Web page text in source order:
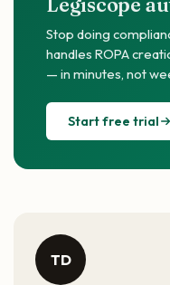
Legiscope
Stop doing
handles ROPA
— in minutes, not
Start free trial
TD